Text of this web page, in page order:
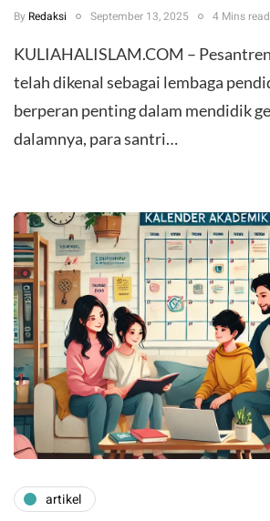
By Redaksi September 13, 2025 4 Mins read
KULIAHALISLAM.COM –
telah dikenal sebagai lembaga
berperan penting dalam mendidik
dalamnya, para santri…
artikel